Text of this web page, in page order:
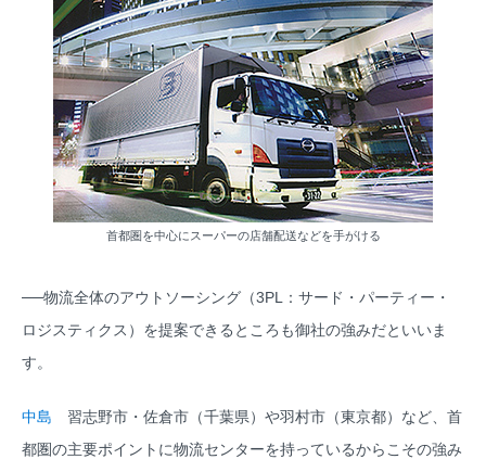
首都圏を中心にスーパーの店舗配送などを手がける
──物流全体のアウトソーシング（3PL：サード・パーティー・
ロジスティクス）を提案できるところも御社の強みだといいま
す。
中島 習志野市・佐倉市（千葉県）や羽村市（東京都）など、首
都圏の主要ポイントに物流センターを持っているからこその強み